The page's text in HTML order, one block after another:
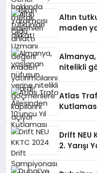
Altın
maden
nitelikli
Atlas
Drift NEU
2. Yarışı